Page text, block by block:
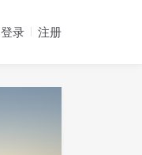
登录 注册